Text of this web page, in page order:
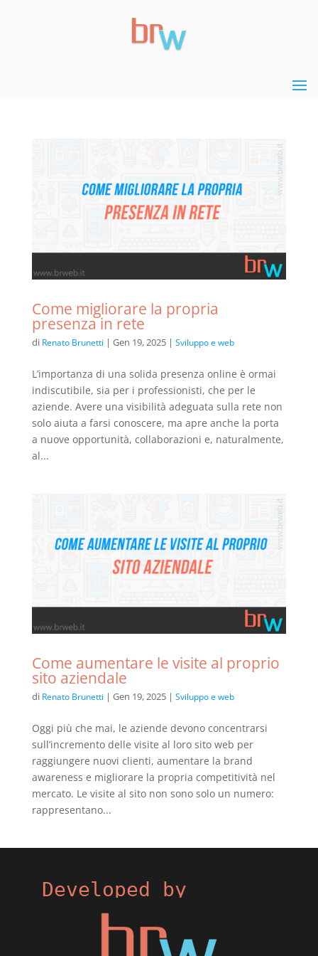
Come migliorare la propria
presenza in rete
di Renato Brunetti | Gen 19, 2025| Sviluppo e web
L’importanza di una solida presenza online è ormai
indiscutibile, sia per i professionisti, che per le
aziende. Avere una visibilità adeguata sulla rete non
solo aiuta a farsi conoscere, ma apre anche la porta
a nuove opportunità, collaborazioni e, naturalmente,
al...
Come aumentare le visite al proprio
sito aziendale
di Renato Brunetti | Gen 19, 2025| Sviluppo e web
Oggi più che mai, le aziende devono concentrarsi
sull’incremento delle visite al loro sito web per
raggiungere nuovi clienti, aumentare la brand
awareness e migliorare la propria competitività nel
mercato. Le visite al sito non sono solo un numero:
rappresentano...
Developed by